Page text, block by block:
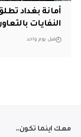
أمانة بغداد
النفايات
قبل يوم واحد
معك اينما تكون..